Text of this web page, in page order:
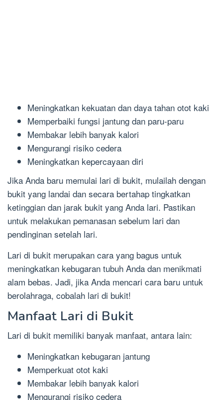
Meningkatkan kekuatan dan daya tahan otot kaki
Memperbaiki fungsi jantung dan paru-paru
Membakar lebih banyak kalori
Mengurangi risiko cedera
Meningkatkan kepercayaan diri
Jika Anda baru memulai lari di bukit, mulailah dengan
bukit yang landai dan secara bertahap tingkatkan
ketinggian dan jarak bukit yang Anda lari. Pastikan
untuk melakukan pemanasan sebelum lari dan
pendinginan setelah lari.
Lari di bukit merupakan cara yang bagus untuk
meningkatkan kebugaran tubuh Anda dan menikmati
alam bebas. Jadi, jika Anda mencari cara baru untuk
berolahraga, cobalah lari di bukit!
Manfaat Lari di Bukit
Lari di bukit memiliki banyak manfaat, antara lain:
Meningkatkan kebugaran jantung
Memperkuat otot kaki
Membakar lebih banyak kalori
Mengurangi risiko cedera